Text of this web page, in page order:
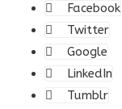
Facebook
Twitter
Google
LinkedIn
Tumblr